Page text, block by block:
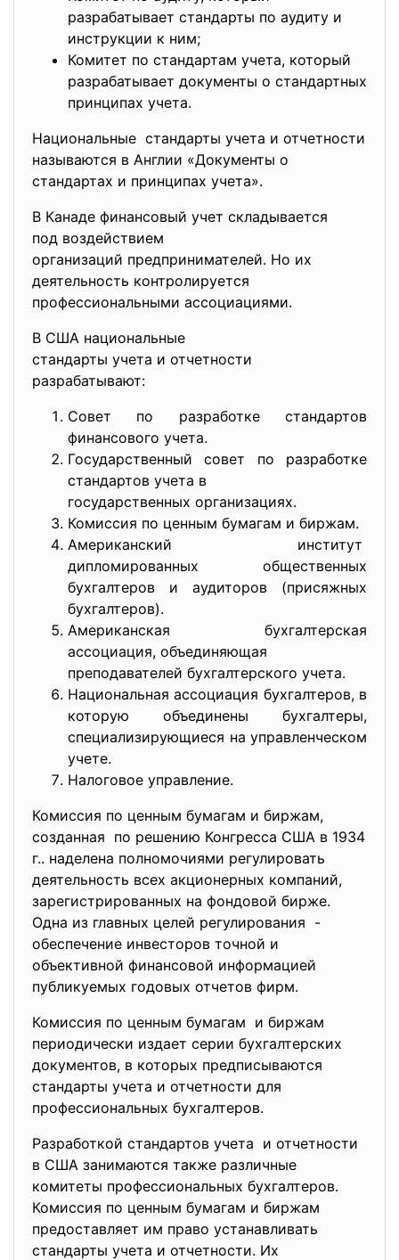
разрабатывает стандарты по аудиту и
инструкции к ним;
Комитет по стандартам учета, который
разрабатывает документы о стандартных
принципах учета.
Национальные стандарты учета и отчетности
называются в Англии «Документы о
стандартах и принципах учета».
В Канаде финансовый учет складывается
под воздействием
организаций предпринимателей. Но их
деятельность контролируется
профессиональными ассоциациями.
В США национальные
стандарты учета и отчетности
разрабатывают:
Совет по разработке стандартов
финансового учета.
Государственный совет по разработке
стандартов учета в
государственных организациях.
Комиссия по ценным бумагам и биржам.
Американский институт
дипломированных общественных
бухгалтеров и аудиторов (присяжных
бухгалтеров).
Американская бухгалтерская
ассоциация, объединяющая
преподавателей бухгалтерского учета.
Национальная ассоциация бухгалтеров, в
которую объединены бухгалтеры,
специализирующиеся на управленческом
учете.
Налоговое управление.
Комиссия по ценным бумагам и биржам,
созданная по решению Конгресса США в 1934
г.. наделена полномочиями регулировать
деятельность всех акционерных компаний,
зарегистрированных на фондовой бирже.
Одна из главных целей регулирования -
обеспечение инвесторов точной и
объективной финансовой информацией
публикуемых годовых отчетов фирм.
Комиссия по ценным бумагам и биржам
периодически издает серии бухгалтерских
документов, в которых предписываются
стандарты учета и отчетности для
профессиональных бухгалтеров.
Разработкой стандартов учета и отчетности
в США занимаются также различные
комитеты профессиональных бухгалтеров.
Комиссия по ценным бумагам и биржам
предоставляет им право устанавливать
стандарты учета и отчетности. Их